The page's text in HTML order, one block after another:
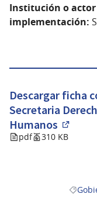
Institución o actor
implementación:
Descargar ficha
Secretaria
Humanos
(Abrir
pdf 310 KB